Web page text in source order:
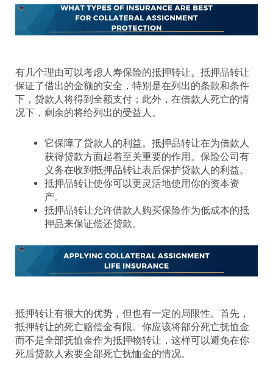
有几个理由可以考虑人寿保险的抵押转让。抵押品转让
保证了借出的金额的安全，特别是在列出的条款和条件
下，贷款人将得到全额支付；此外，在借款人死亡的情
况下，剩余的将给列出的受益人。
它保障了贷款人的利益。抵押品转让在为借款人
获得贷款方面起着至关重要的作用。保险公司有
义务在收到抵押品转让表后保护贷款人的利益。
抵押品转让使你可以更灵活地使用你的资本资
产。
抵押品转让允许借款人购买保险作为低成本的抵
押品来保证偿还贷款。
抵押转让有很大的优势，但也有一定的局限性。首先，
抵押转让的死亡赔偿金有限。你应该将部分死亡抚恤金
而不是全部抚恤金作为抵押物转让，这样可以避免在你
死后贷款人索要全部死亡抚恤金的情况。